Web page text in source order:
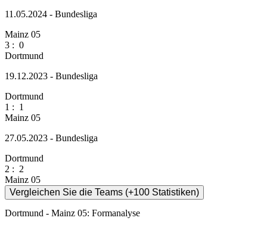
11.05.2024 - Bundesliga
Mainz 05
3 : 0
Dortmund
19.12.2023 - Bundesliga
Dortmund
1 : 1
Mainz 05
27.05.2023 - Bundesliga
Dortmund
2 : 2
Mainz 05
Vergleichen Sie die Teams (+100 Statistiken)
Dortmund - Mainz 05: Formanalyse